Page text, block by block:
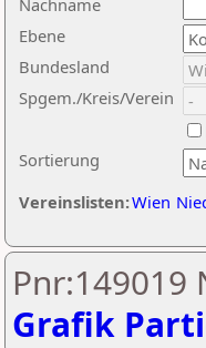
Nachname
Ebene
Sortierung
Bundesland
Spgem./Kreis/Verein
Vereinslisten:Wien
Pnr:149019
Grafik